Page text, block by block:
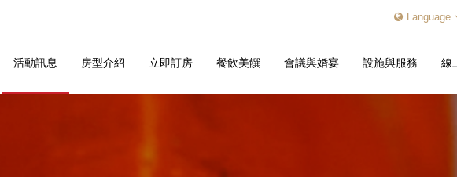
Language
活動訊息 房型介紹 立即訂房 餐飲美饌 會議與婚宴 設施與服務 線